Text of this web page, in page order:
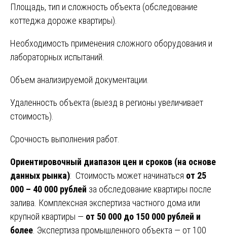
Площадь, тип и сложность объекта (обследование
коттеджа дороже квартиры).
Необходимость применения сложного оборудования и
лабораторных испытаний.
Объем анализируемой документации.
Удаленность объекта (выезд в регионы увеличивает
стоимость).
Срочность выполнения работ.
Ориентировочный диапазон цен и сроков (на основе
данных рынка): Стоимость может начинаться от 25
000 – 40 000 рублей за обследование квартиры после
залива. Комплексная экспертиза частного дома или
крупной квартиры — от 50 000 до 150 000 рублей и
более . Экспертиза промышленного объекта — от 100